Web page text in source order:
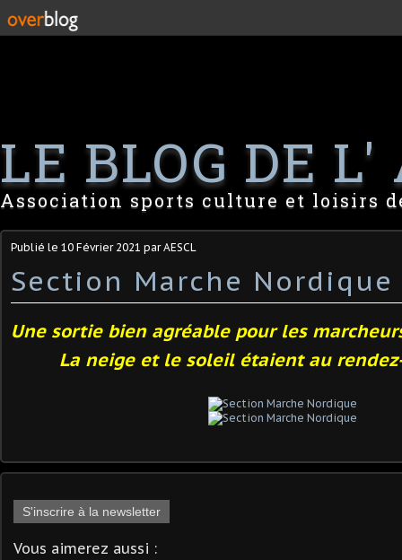
LE BLOG DE L'
Association sports culture et loisirs
Publié le 10 Février 2021 par AESCL
Section Marche Nordique
Une sortie bien agréable pour les
La neige et le soleil étaient au
S'inscrire à la newsletter
Vous aimerez aussi :